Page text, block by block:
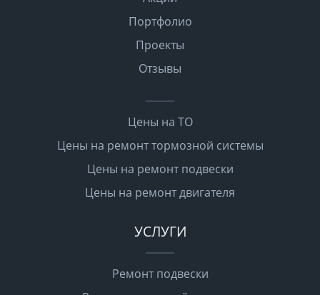
Портфолио
Проекты
Отзывы
Цены на ТО
Цены на ремонт тормозной системы
Цены на ремонт подвески
Цены на ремонт двигателя
УСЛУГИ
Ремонт подвески